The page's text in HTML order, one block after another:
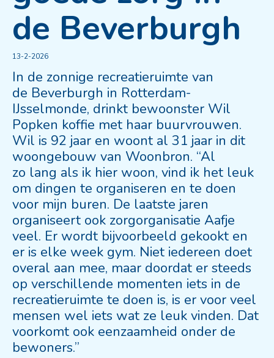
de Beverburgh
13-2-2026
In de zonnige recreatieruimte van
de Beverburgh in Rotterdam-
IJsselmonde, drinkt bewoonster Wil
Popken koffie met haar buurvrouwen.
Wil is 92 jaar en woont al 31 jaar in dit
woongebouw van Woonbron. “Al
zo lang als ik hier woon, vind ik het leuk
om dingen te organiseren en te doen
voor mijn buren. De laatste jaren
organiseert ook zorgorganisatie Aafje
veel. Er wordt bijvoorbeeld gekookt en
er is elke week gym. Niet iedereen doet
overal aan mee, maar doordat er steeds
op verschillende momenten iets in de
recreatieruimte te doen is, is er voor veel
mensen wel iets wat ze leuk vinden. Dat
voorkomt ook eenzaamheid onder de
bewoners.”